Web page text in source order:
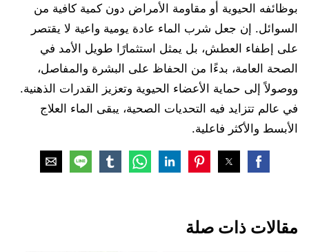
بوظائفه الحيوية أو مقاومة الأمراض دون كمية كافية من
السوائل. إن جعل شرب الماء عادة يومية واعية لا يقتصر
على إطفاء العطش، بل يمثل استثمارًا طويل الأمد في
الصحة العامة، بدءًا من الحفاظ على البشرة والمفاصل،
ووصولاً إلى حماية الأعضاء الحيوية وتعزيز القدرات الذهنية.
في عالم تتزايد فيه التحديات الصحية، يبقى الماء العلاج
الأبسط والأكثر فاعلية.
مقالات ذات صلة